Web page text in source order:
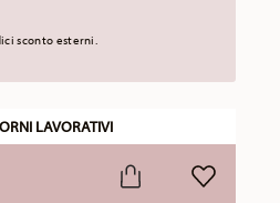
sconto esterni.
LAVORATIVI
LISTA